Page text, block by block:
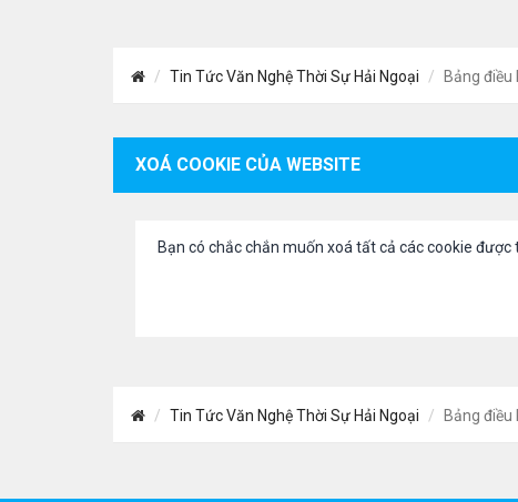
Tin Tức Văn Nghệ Thời Sự Hải Ngoại Bảng
XOÁ COOKIE CỦA WEBSITE
Bạn có chắc chắn muốn xoá tất cả các cookie được
Tin Tức Văn Nghệ Thời Sự Hải Ngoại Bảng